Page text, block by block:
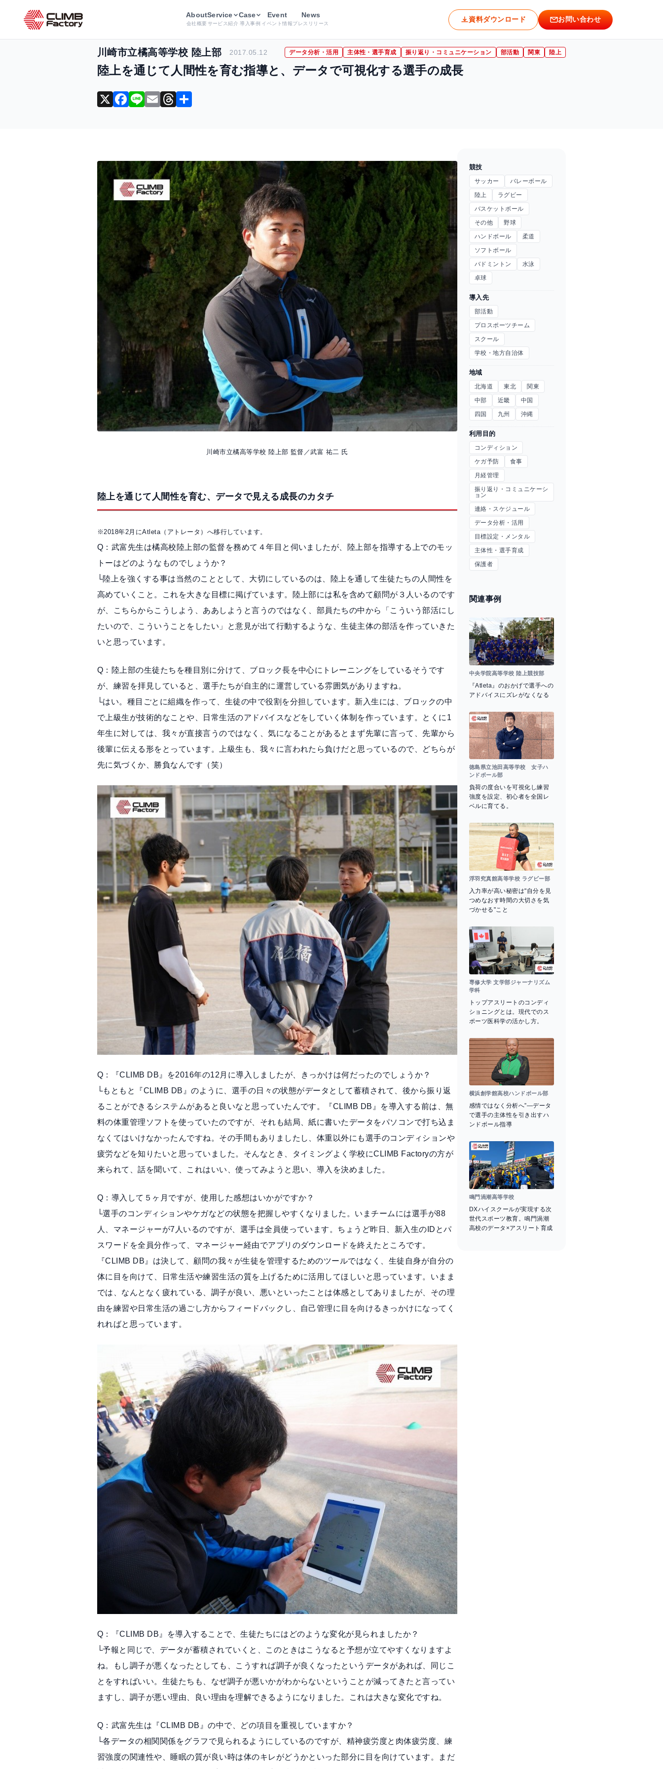
About
会社概要
Service
サービス紹介
Case
導入事例
Event
イベント情報
News
プレスリリース
資料ダウンロード お問い合わせ
データ分析・活用 陸上を通じて人間性を育む指導と、データで可視化する選手の成長
川崎市立橘高等学校 陸上部 2017.05.12 データ分析・活用 主体性・選手育成 振り返り・コミュニケーション 部活動 関東 陸上
陸上を通じて人間性を育む指導と、データで可視化する選手の成長
X F
b
o
o
k
Li E T
d
s
川崎市立橘高等学校 陸上部 監督／武富 祐二 氏
陸上を通じて人間性を育む、データで見える成長のカタチ
※2018年2月にAtleta（アトレータ）へ移行しています。
Q：武富先生は橘高校陸上部の監督を務めて４年目と伺いましたが、陸上部を指導する上でのモッ
トーはどのようなものでしょうか？
└陸上を強くする事は当然のこととして、大切にしているのは、陸上を通して生徒たちの人間性を
高めていくこと。これを大きな目標に掲げています。陸上部には私を含めて顧問が３人いるのです
が、こちらからこうしよう、ああしようと言うのではなく、部員たちの中から「こういう部活にし
たいので、こういうことをしたい」と意見が出て行動するような、生徒主体の部活を作っていきた
いと思っています。
Q：陸上部の生徒たちを種目別に分けて、ブロック長を中心にトレーニングをしているそうです
が、練習を拝見していると、選手たちが自主的に運営している雰囲気がありますね。
└はい。種目ごとに組織を作って、生徒の中で役割を分担しています。新入生には、ブロックの中
で上級生が技術的なことや、日常生活のアドバイスなどをしていく体制を作っています。とくに1
年生に対しては、我々が直接言うのではなく、気になることがあるとまず先輩に言って、先輩から
後輩に伝える形をとっています。上級生も、我々に言われたら負けだと思っているので、どちらが
先に気づくか、勝負なんです（笑）
Q：『CLIMB DB』を2016年の12月に導入しましたが、きっかけは何だったのでしょうか？
└もともと『CLIMB DB』のように、選手の日々の状態がデータとして蓄積されて、後から振り返
ることができるシステムがあると良いなと思っていたんです。『CLIMB DB』を導入する前は、無
料の体重管理ソフトを使っていたのですが、それも結局、紙に書いたデータをパソコンで打ち込ま
なくてはいけなかったんですね。その手間もありましたし、体重以外にも選手のコンディションや
疲労などを知りたいと思っていました。そんなとき、タイミングよく学校にCLIMB Factoryの方が
来られて、話を聞いて、これはいい、使ってみようと思い、導入を決めました。
Q：導入して５ヶ月ですが、使用した感想はいかがですか？
└選手のコンディションやケガなどの状態を把握しやすくなりました。いまチームには選手が88
人、マネージャーが7人いるのですが、選手は全員使っています。ちょうど昨日、新入生のIDとパ
スワードを全員分作って、マネージャー経由でアプリのダウンロードを終えたところです。
『CLIMB DB』は決して、顧問の我々が生徒を管理するためのツールではなく、生徒自身が自分の
体に目を向けて、日常生活や練習生活の質を上げるために活用してほしいと思っています。いまま
では、なんとなく疲れている、調子が良い、悪いといったことは体感としてありましたが、その理
由を練習や日常生活の過ごし方からフィードバックし、自己管理に目を向けるきっかけになってく
れればと思っています。
Q：『CLIMB DB』を導入することで、生徒たちにはどのような変化が見られましたか？
└予報と同じで、データが蓄積されていくと、このときはこうなると予想が立てやすくなりますよ
ね。もし調子が悪くなったとしても、こうすれば調子が良くなったというデータがあれば、同じこ
とをすればいい。生徒たちも、なぜ調子が悪いかがわからないということが減ってきたと言ってい
ますし、調子が悪い理由、良い理由を理解できるようになりました。これは大きな変化ですね。
Q：武富先生は『CLIMB DB』の中で、どの項目を重視していますか？
└各データの相関関係をグラフで見られるようにしているのですが、精神疲労度と肉体疲労度、練
習強度の関連性や、睡眠の質が良い時は体のキレがどうかといった部分に目を向けています。まだ
競技
サッカー
バレーボール
陸上
ラグビー
バスケットボール
その他
野球
ハンドボール
柔道
ソフトボール
バドミントン
水泳
卓球
導入先
部活動
プロスポーツチーム
スクール
学校・地方自治体
地域
北海道 東北
関東
中部
近畿
中国
四国
九州 沖縄
利用目的
コンディション
ケガ予防
食事
月経管理
振り返り・コミュニケーシ
ョン
連絡・スケジュール
データ分析・活用
目標設定・メンタル
主体性・選手育成
保護者
関連事例
中央学院高等学校 陸上競技部
『Atleta』のおかげで選手への
アドバイスにズレがなくなる
徳島県立池田高等学校 女子ハ
ンドボール部
負荷の度合いを可視化し練習
強度を設定、初心者を全国レ
ベルに育てる。
浮羽究真館高等学校 ラグビー部
入力率が高い秘密は"自分を見
つめなおす時間の大切さを気
づかせる"こと
専修大学 文学部ジャーナリズム
学科
トップアスリートのコンディ
ショニングとは。現代でのス
ポーツ医科学の活かし方。
横浜創学館高校ハンドボール部
感情ではなく分析へ”―データ
で選手の主体性を引き出すハ
ンドボール指導
鳴門渦潮高等学校
DXハイスクールが実現する次
世代スポーツ教育。鳴門渦潮
高校のデータ×アスリート育成